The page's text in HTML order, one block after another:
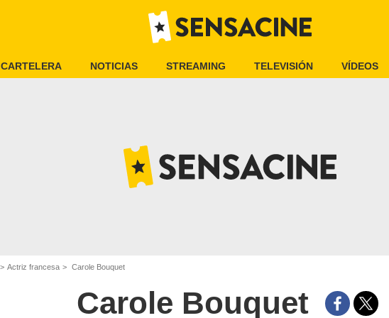
CARTELERA NOTICIAS STREAMING TELEVISIÓN VÍDEOS
Actriz francesa Carole Bouquet
Carole Bouquet